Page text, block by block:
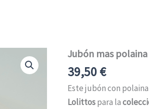
Jubón mas
39,50€
Este jubón con
Lolittospara la
Jubón
polaina
niña
Grecia